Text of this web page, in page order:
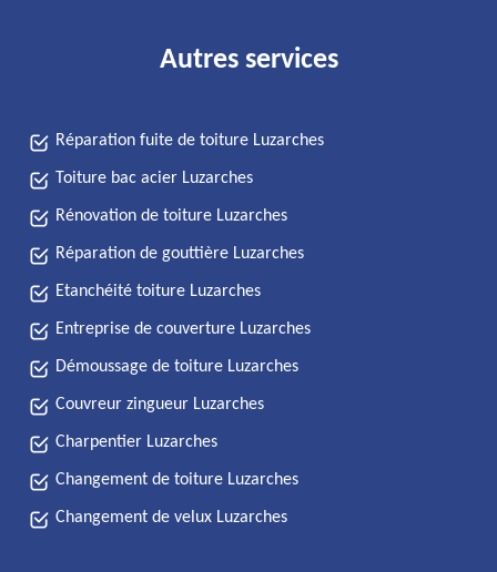
Autres services
Réparation fuite de toiture Luzarches
Toiture bac acier Luzarches
Rénovation de toiture Luzarches
Réparation de gouttière Luzarches
Etanchéité toiture Luzarches
Entreprise de couverture Luzarches
Démoussage de toiture Luzarches
Couvreur zingueur Luzarches
Charpentier Luzarches
Changement de toiture Luzarches
Changement de velux Luzarches